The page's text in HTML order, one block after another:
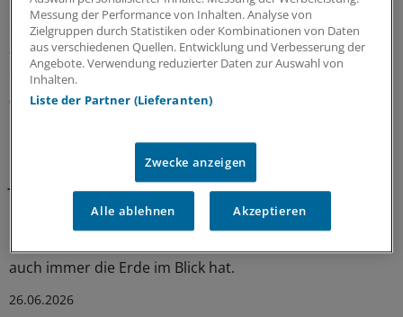
Metachromatische Leukodystrophie. Erst seit 2021 gibt
es eine Therapie. Die Neurowissenschaftlerin arbeitet
am Aufbau eines bundesweiten Neugeborenen-
Screenings.
04.07.2026
Raumfahrtmediziner im Porträt
Jens Jordan – ein Arzt für Weltall und Erde
Eigentlich wollte Jens Jordan Hausarzt werden – jetzt
leitet er das Institut für Luft- und Raumfahrtmedizin in
Köln. Woran er forscht und warum Raumfahrtmedizin
auch immer die Erde im Blick hat.
26.06.2026
Messung der Performance von Inhalten. Analyse von
Zielgruppen durch Statistiken oder Kombinationen von Daten
aus verschiedenen Quellen. Entwicklung und Verbesserung der
Angebote. Verwendung reduzierter Daten zur Auswahl von
Inhalten.
Liste der Partner (Lieferanten)
Zwecke anzeigen
Alle ablehnen Akzeptieren